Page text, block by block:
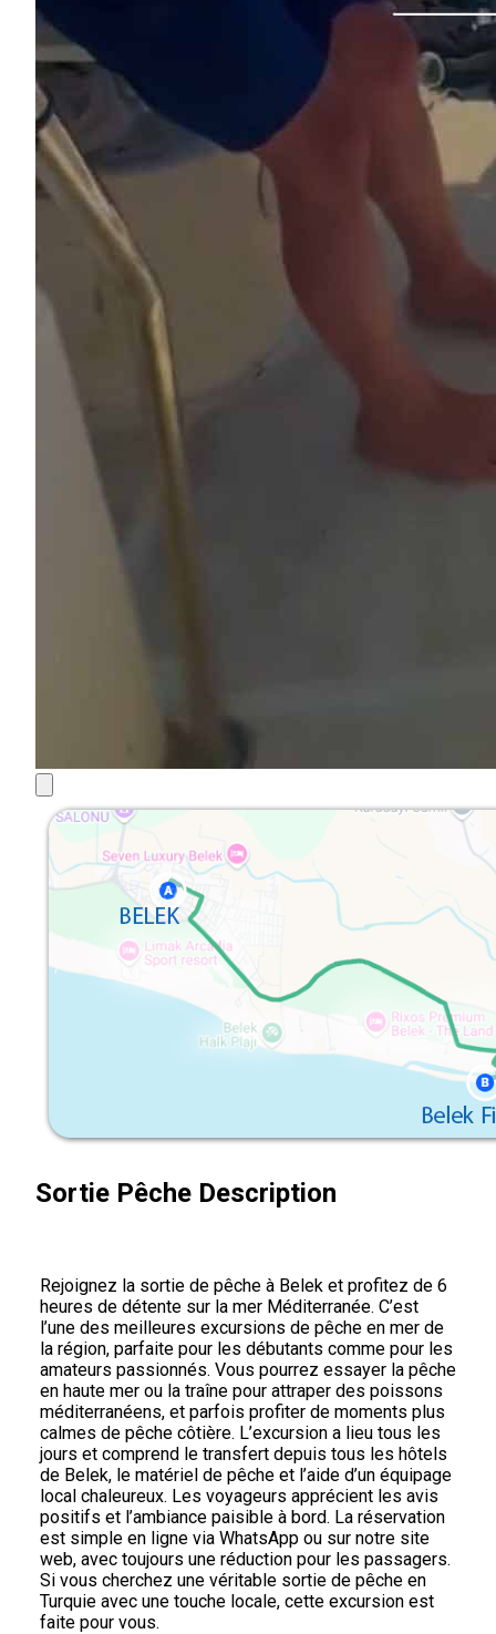
Sortie Pêche Description
Rejoignez la sortie de pêche à Belek et profitez de 6
heures de détente sur la mer Méditerranée. C’est
l’une des meilleures excursions de pêche en mer de
la région, parfaite pour les débutants comme pour les
amateurs passionnés. Vous pourrez essayer la pêche
en haute mer ou la traîne pour attraper des poissons
méditerranéens, et parfois profiter de moments plus
calmes de pêche côtière. L’excursion a lieu tous les
jours et comprend le transfert depuis tous les hôtels
de Belek, le matériel de pêche et l’aide d’un équipage
local chaleureux. Les voyageurs apprécient les avis
positifs et l’ambiance paisible à bord. La réservation
est simple en ligne via WhatsApp ou sur notre site
web, avec toujours une réduction pour les passagers.
Si vous cherchez une véritable sortie de pêche en
Turquie avec une touche locale, cette excursion est
faite pour vous.